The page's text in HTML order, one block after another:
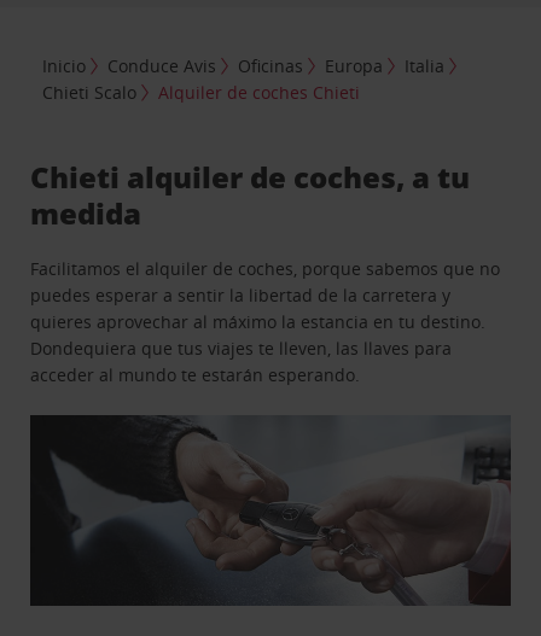
Inicio Conduce Avis Oficinas Europa
Italia
Chieti Scalo
Alquiler de coches Chieti
Chieti alquiler de coches, a tu
medida
Facilitamos el alquiler de coches, porque sabemos que no
puedes esperar a sentir la libertad de la carretera y
quieres aprovechar al máximo la estancia en tu destino.
Dondequiera que tus viajes te lleven, las llaves para
acceder al mundo te estarán esperando.